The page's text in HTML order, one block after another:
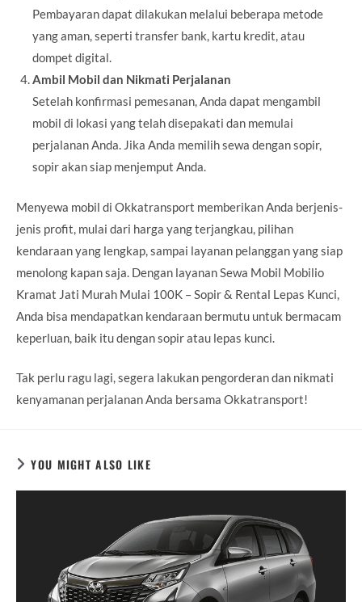
Pembayaran dapat dilakukan melalui beberapa metode
yang aman, seperti transfer bank, kartu kredit, atau
dompet digital.
Ambil Mobil dan Nikmati Perjalanan
Setelah konfirmasi pemesanan, Anda dapat mengambil
mobil di lokasi yang telah disepakati dan memulai
perjalanan Anda. Jika Anda memilih sewa dengan sopir,
sopir akan siap menjemput Anda.
Menyewa mobil di Okkatransport memberikan Anda berjenis-
jenis profit, mulai dari harga yang terjangkau, pilihan
kendaraan yang lengkap, sampai layanan pelanggan yang siap
menolong kapan saja. Dengan layanan Sewa Mobil Mobilio
Kramat Jati Murah Mulai 100K – Sopir & Rental Lepas Kunci,
Anda bisa mendapatkan kendaraan bermutu untuk bermacam
keperluan, baik itu dengan sopir atau lepas kunci.
Tak perlu ragu lagi, segera lakukan pengorderan dan nikmati
kenyamanan perjalanan Anda bersama Okkatransport!
YOU MIGHT ALSO LIKE